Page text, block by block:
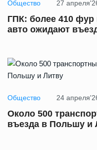
Общество 27
ГПК: более 410 фур
авто ожидают
Общество 24
Около 500
въезда в Польшу и